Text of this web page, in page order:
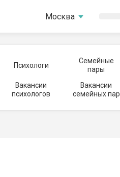
Москва
Психологи
Семейные
пары
Вакансии
психологов
Вакансии
семейных пар